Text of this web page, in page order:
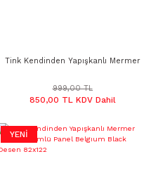
Tink Kendinden Yapışkanlı Mermer
Desen 82x122
999,00 TL
850,00 TL KDV Dahil
YENİ